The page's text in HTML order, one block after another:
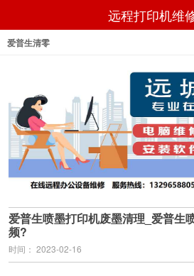
远程打印机维
爱普生清零
爱普生喷墨打印机废墨清理_爱普生
频?
时间： 2023-02-16